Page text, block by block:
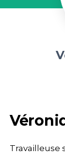
Travailleuse